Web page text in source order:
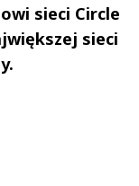
sieci Circle
sieci